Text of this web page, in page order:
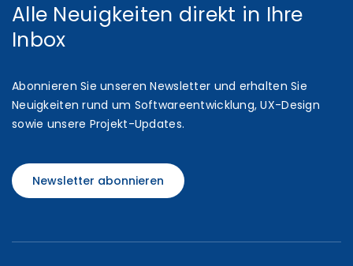
Alle Neuigkeiten direkt in Ihre
Inbox
Abonnieren Sie unseren Newsletter und erhalten Sie
Neuigkeiten rund um Softwareentwicklung, UX-Design
sowie unsere Projekt-Updates.
Newsletter abonnieren